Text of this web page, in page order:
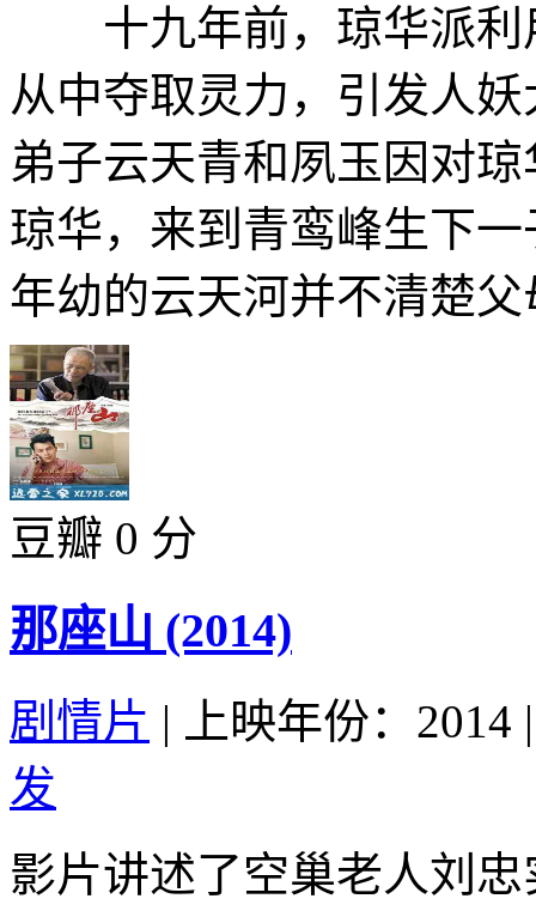
十九年前，琼华派利
从中夺取灵力，引发人
弟子云天青和夙玉因对
琼华，来到青鸾峰生下
年幼的云天河并不清楚
豆瓣 0 分
那座山 (2014)
剧情片 | 上映年份：2014 |
发
影片讲述了空巢老人刘